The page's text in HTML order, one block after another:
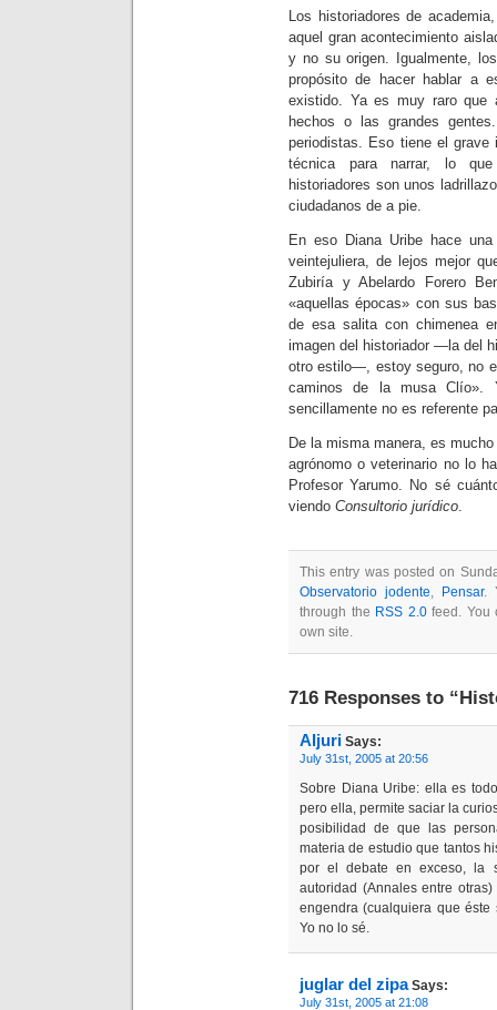
Los historiadores de
aquel gran acontecimiento
y no su origen. Igualmente,
propósito de hacer hablar a
existido. Ya es muy raro que
hechos o las grandes
periodistas. Eso tiene el grave
técnica para narrar, lo que
historiadores son unos
ciudadanos de a pie.
En eso Diana Uribe hace
veintejuliera, de lejos mejor
Zubiría y Abelardo Forero
«aquellas épocas» con sus
de esa salita con chimenea
imagen del historiador —la del
otro estilo—, estoy seguro, no
caminos de la musa Clío».
sencillamente no es referente
De la misma manera, es
agrónomo o veterinario no lo
Profesor Yarumo. No sé
viendo Consultorio jurídico.
This entry was posted on
Observatorio jodente, Pensar.
through the RSS 2.0feed. You
own site.
716 Responses to
Aljuri Says:
July 31st, 2005 at 20:56
Sobre Diana Uribe: ella es
pero ella, permite saciar la
posibilidad de que las
materia de estudio que tantos
por el debate en exceso, la
autoridad (Annales entre
engendra (cualquiera que
Yo no lo sé.
juglar del zipaSays:
July 31st, 2005 at 21:08